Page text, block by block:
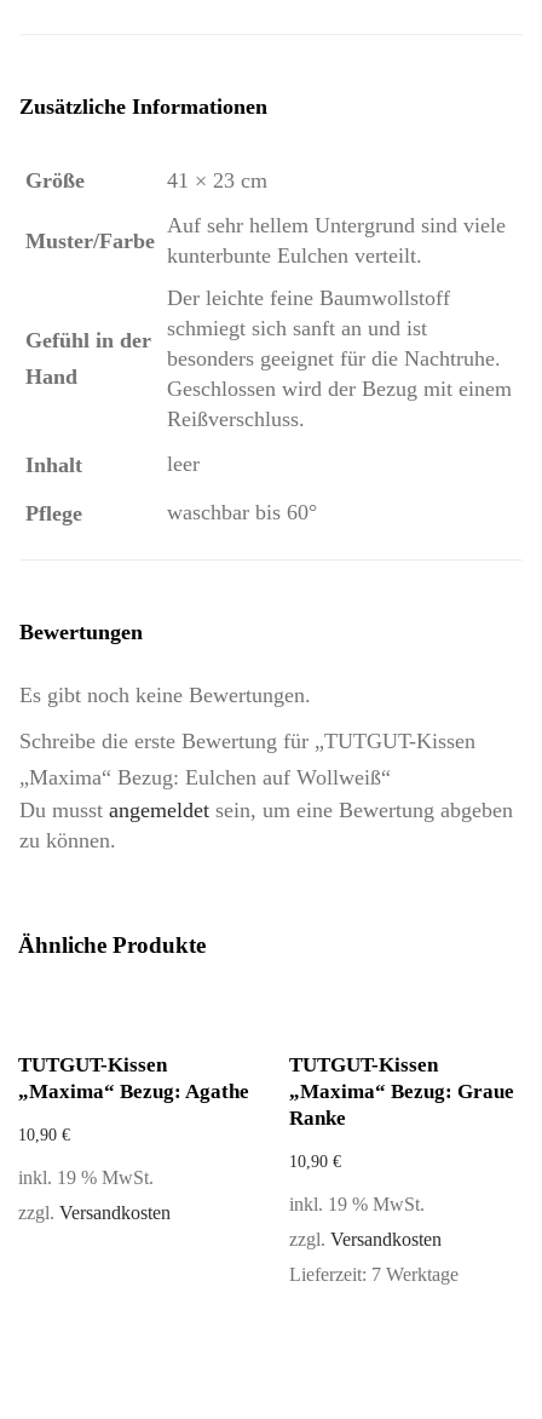
Zusätzliche Informationen
Größe 41 × 23 cm
Muster/Farbe
Auf sehr hellem Untergrund sind viele
kunterbunte Eulchen verteilt.
Gefühl in der
Hand
Der leichte feine Baumwollstoff
schmiegt sich sanft an und ist
besonders geeignet für die Nachtruhe.
Geschlossen wird der Bezug mit einem
Reißverschluss.
Inhalt
leer
Pflege waschbar bis 60°
Bewertungen
Es gibt noch keine Bewertungen.
Schreibe die erste Bewertung für „TUTGUT-Kissen
„Maxima“ Bezug: Eulchen auf Wollweiß“
Du musst angemeldet sein, um eine Bewertung abgeben
zu können.
Ähnliche Produkte
TUTGUT-Kissen
„Maxima“ Bezug: Agathe
10,90 €
inkl. 19 % MwSt.
zzgl. Versandkosten
TUTGUT-Kissen
„Maxima“ Bezug: Graue
Ranke
10,90 €
inkl. 19 % MwSt.
zzgl. Versandkosten
Lieferzeit: 7 Werktage